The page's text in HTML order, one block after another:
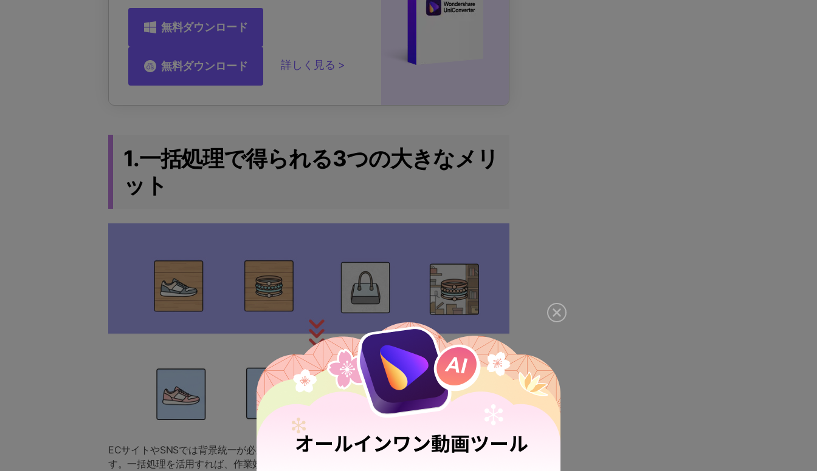
無料ダウンロード
無料ダウンロード 詳しく見る
1.一括処理で得られる3つの大きなメリ
ット
ECサイトやSNSでは背景統一が必須となり、手動編集では膨大な時間とコストがかかりま
す。一括処理を活用すれば、作業効率は劇的に向上します。具体的には次の3つのメリットが